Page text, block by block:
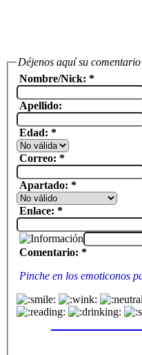
Déjenos aquí su comentario
Nombre/Nick: *
Apellido:
Edad: *
Correo: *
Apartado: *
Enlace: *
Comentario: *
Pinche en los emoticonos